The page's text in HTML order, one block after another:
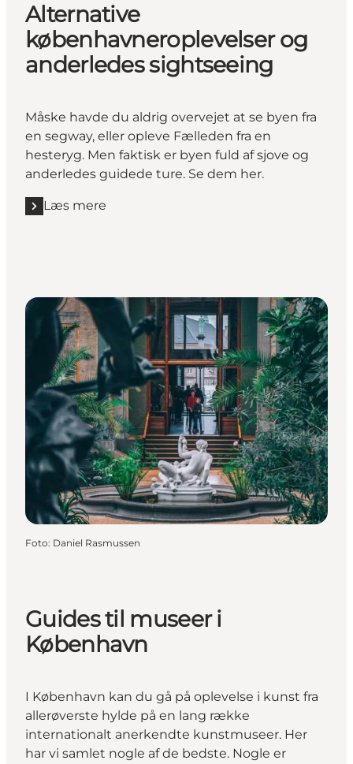
Alternative
københavneroplevelser og
anderledes sightseeing
Måske havde du aldrig overvejet at se byen fra
en segway, eller opleve Fælleden fra en
hesteryg. Men faktisk er byen fuld af sjove og
anderledes guidede ture. Se dem her.
Læs mere
Foto: Daniel Rasmussen
Guides til museer i
København
I København kan du gå på oplevelse i kunst fra
allerøverste hylde på en lang række
internationalt anerkendte kunstmuseer. Her
har vi samlet nogle af de bedste. Nogle er